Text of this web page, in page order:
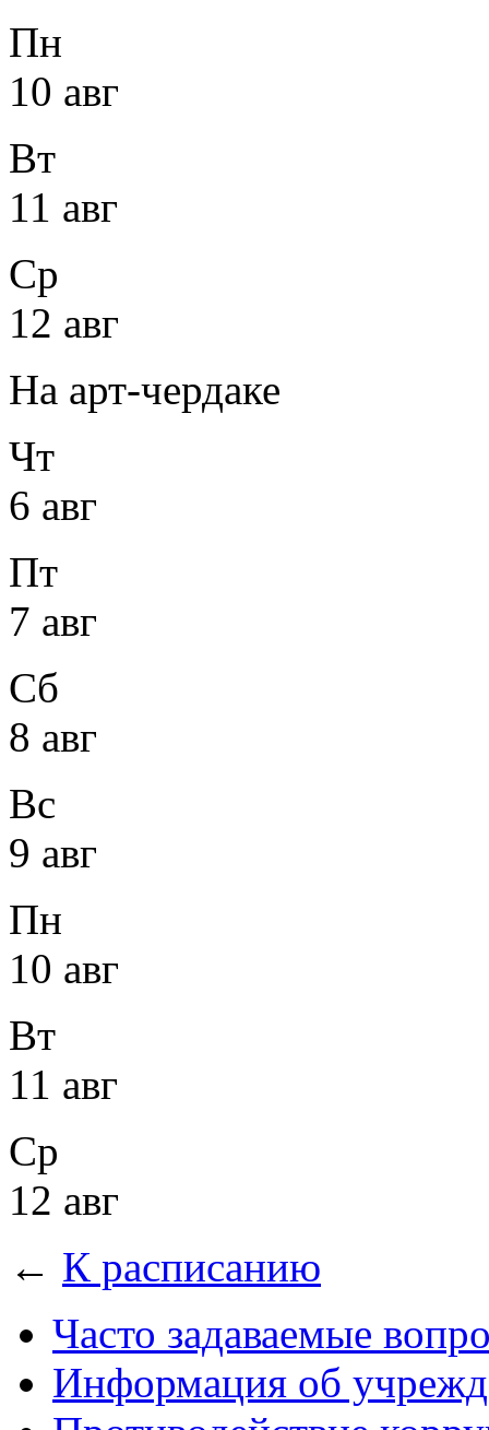
Пн
10 авг
Вт
11 авг
Ср
12 авг
На арт-чердаке
Чт
6 авг
Пт
7 авг
Сб
8 авг
Вс
9 авг
Пн
10 авг
Вт
11 авг
Ср
12 авг
← К расписанию
Часто задаваемые
Информация об